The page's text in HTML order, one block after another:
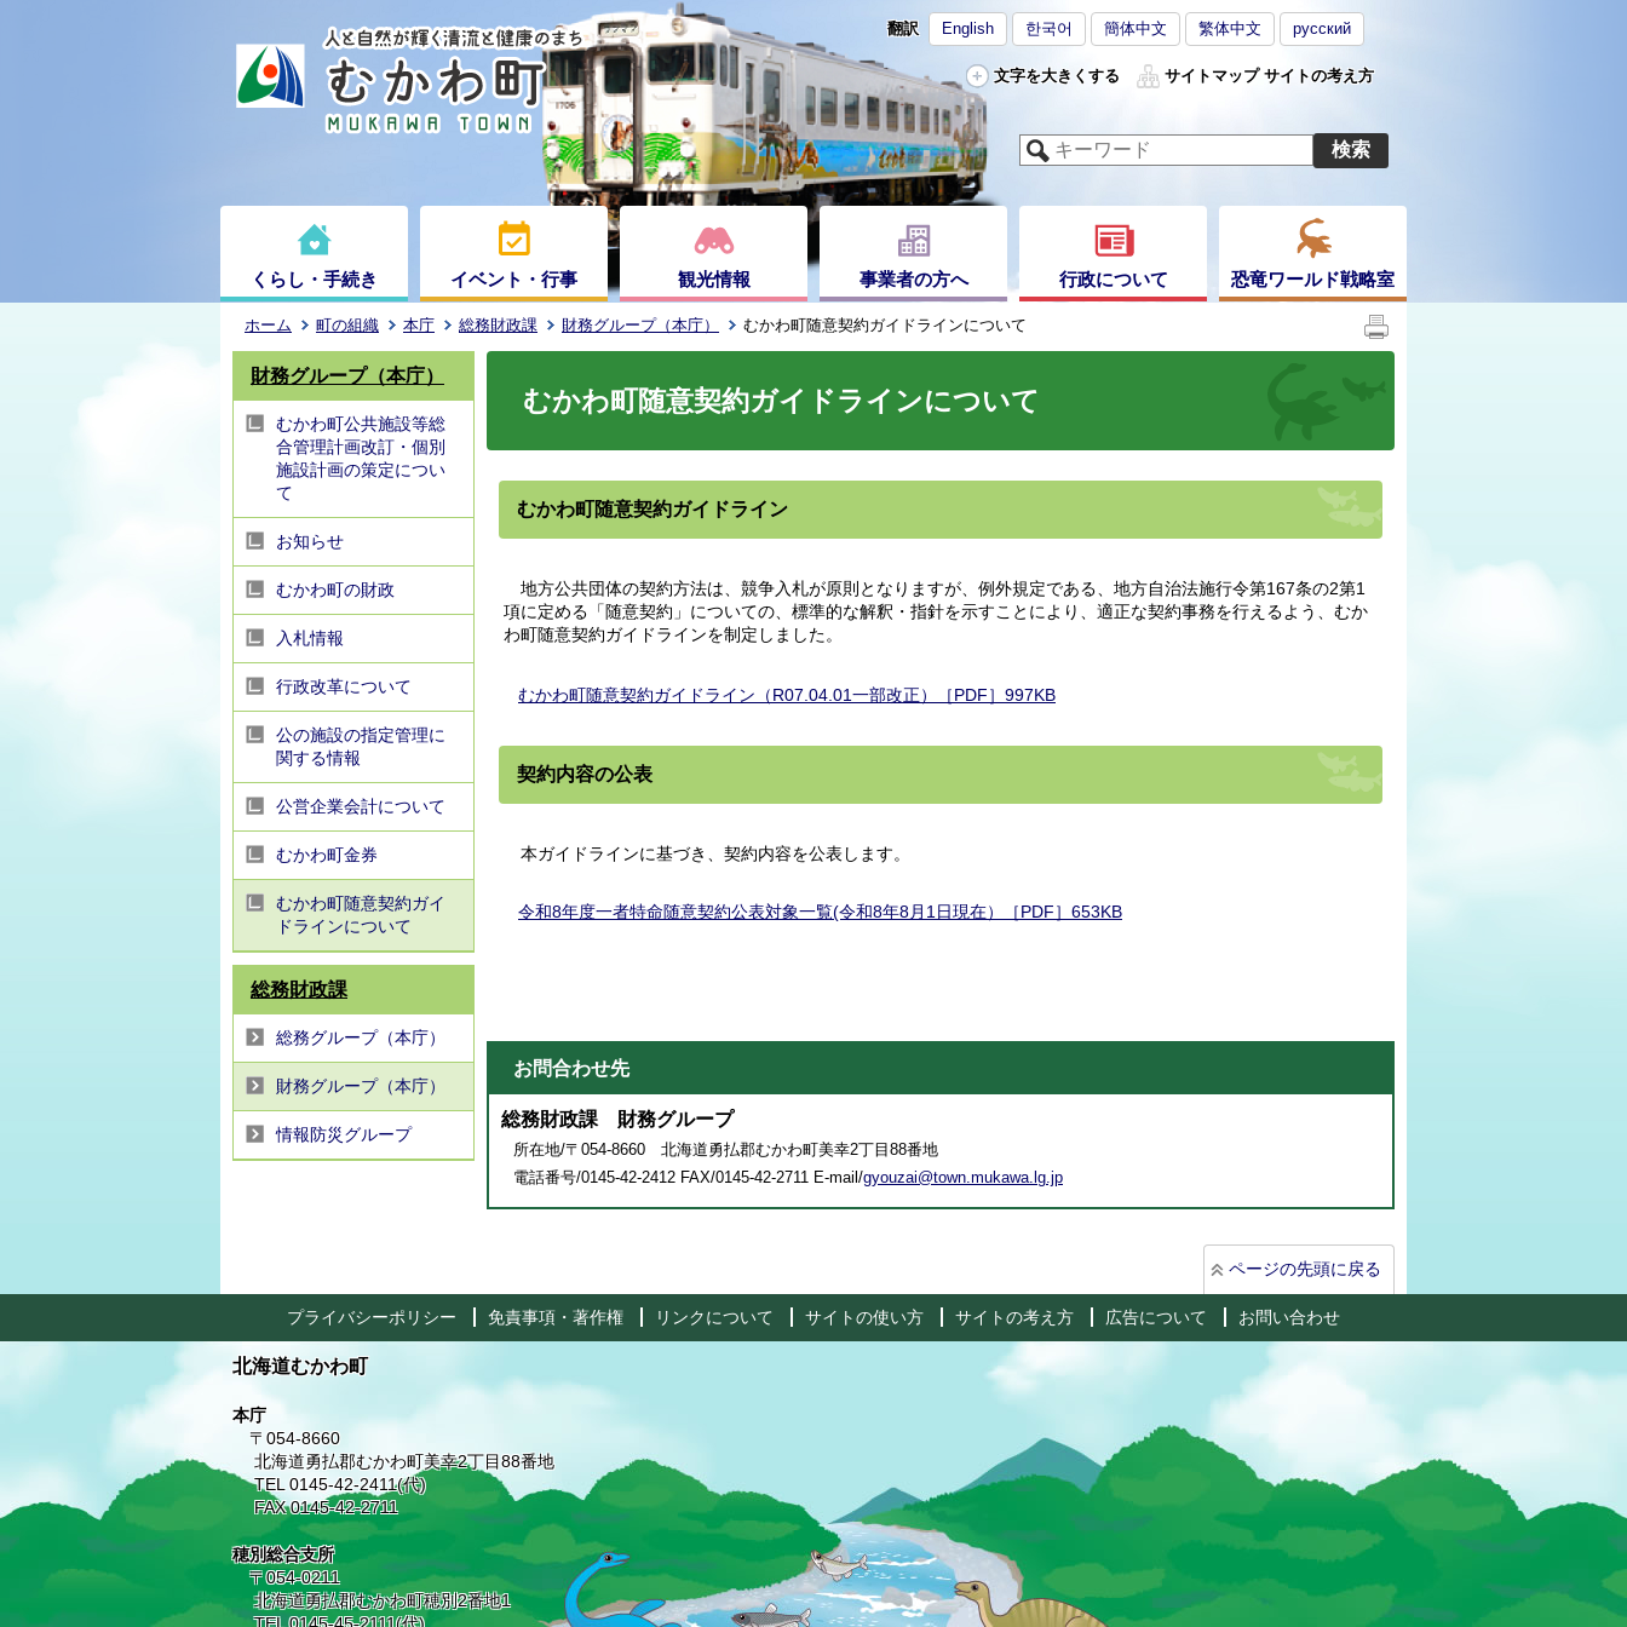
翻訳 English 한국어 簡体中文 繁体中文 русский
文字を大きくする サイトマップ サイトの考え方
くらし・手続き イベント・行事 観光情報 事業者の方へ 行政について 恐竜ワールド戦略室
ホーム 町の組織 本庁 総務財政課 財務グループ（本庁） むかわ町随意契約ガイドラインについて
財務グループ（本庁）
むかわ町公共施設等総
合管理計画改訂・個別
施設計画の策定につい
て
お知らせ
むかわ町の財政
入札情報
行政改革について
公の施設の指定管理に
関する情報
公営企業会計について
むかわ町金券
むかわ町随意契約ガイ
ドラインについて
総務財政課
総務グループ（本庁）
財務グループ（本庁）
情報防災グループ
むかわ町随意契約ガイドラインについて
むかわ町随意契約ガイドライン
地方公共団体の契約方法は、競争入札が原則となりますが、例外規定である、地方自治法施行令第167条の2第1
項に定める「随意契約」についての、標準的な解釈・指針を示すことにより、適正な契約事務を行えるよう、むか
わ町随意契約ガイドラインを制定しました。
むかわ町随意契約ガイドライン（R07.04.01一部改正）［PDF］997KB
契約内容の公表
本ガイドラインに基づき、契約内容を公表します。
令和8年度一者特命随意契約公表対象一覧(令和8年8月1日現在）［PDF］653KB
お問合わせ先
総務財政課 財務グループ
所在地/〒054-8660 北海道勇払郡むかわ町美幸2丁目88番地
電話番号/0145-42-2412 FAX/0145-42-2711 E-mail/gyouzai@town.mukawa.lg.jp
ページの先頭に戻る
プライバシーポリシー 免責事項・著作権 リンクについて サイトの使い方 サイトの考え方 広告について お問い合わせ
北海道むかわ町
本庁
〒054-8660
北海道勇払郡むかわ町美幸2丁目88番地
TEL 0145-42-2411(代)
FAX 0145-42-2711
穂別総合支所
〒054-0211
北海道勇払郡むかわ町穂別2番地1